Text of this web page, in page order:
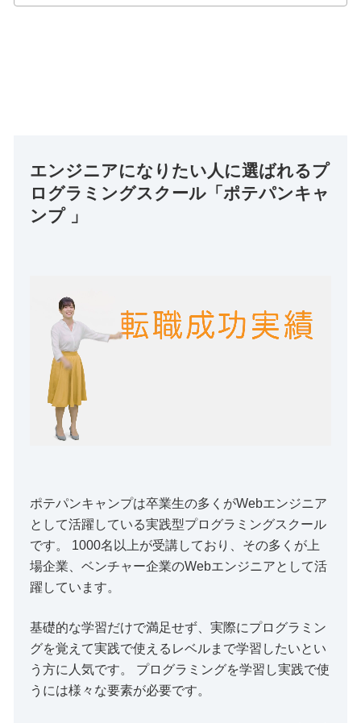
エンジニアになりたい人に選ばれるプ
ログラミングスクール「ポテパンキャ
ンプ 」
ポテパンキャンプは卒業生の多くがWebエンジニア
として活躍している実践型プログラミングスクール
です。 1000名以上が受講しており、その多くが上
場企業、ベンチャー企業のWebエンジニアとして活
躍しています。
基礎的な学習だけで満足せず、実際にプログラミン
グを覚えて実践で使えるレベルまで学習したいとい
う方に人気です。 プログラミングを学習し実践で使
うには様々な要素が必要です。